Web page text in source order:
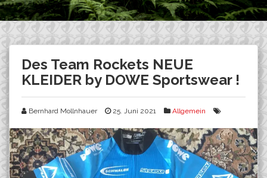
Des Team Rockets NEUE
KLEIDER by DOWE Sportswear !
Bernhard Mollnhauer 25. Juni 2021 Allgemein